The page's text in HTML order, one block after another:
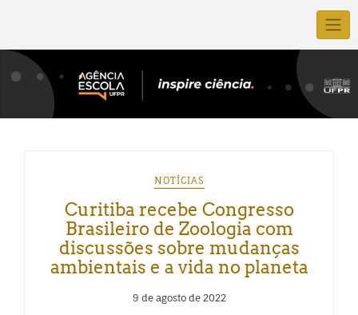
NOTÍCIAS
Curitiba recebe Congresso
Brasileiro de Zoologia com
discussões sobre mudanças
ambientais e a vida no planeta
9 de agosto de 2022